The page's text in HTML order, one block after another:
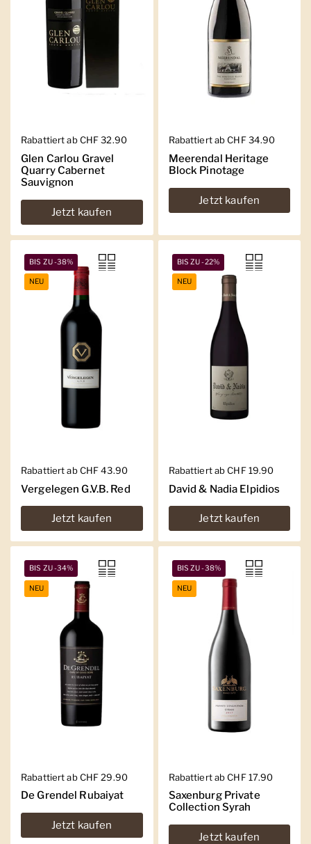
Regulärer Preis
Rabattiert ab CHF 32.90
Glen Carlou Gravel
Quarry Cabernet
Sauvignon
Jetzt kaufen
Regulärer Preis
Rabattiert ab CHF 34.90
Meerendal Heritage
Block Pinotage
Jetzt kaufen
Regulärer Preis
Rabattiert ab CHF 43.90
Vergelegen G.V.B. Red
Jetzt kaufen
BIS ZU -38%
NEU
Regulärer Preis
Rabattiert ab CHF 19.90
David & Nadia Elpidios
Jetzt kaufen
BIS ZU -22%
NEU
Regulärer Preis
Rabattiert ab CHF 29.90
De Grendel Rubaiyat
Jetzt kaufen
BIS ZU -34%
NEU
Regulärer Preis
Rabattiert ab CHF 17.90
Saxenburg Private
Collection Syrah
Jetzt kaufen
BIS ZU -38%
NEU